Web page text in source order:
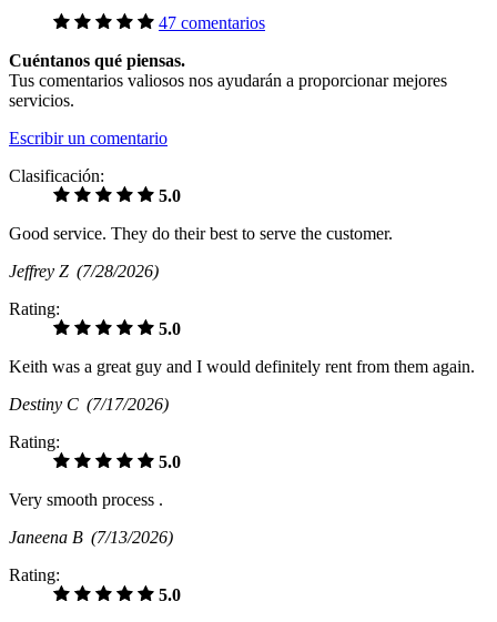
47 comentarios
Cuéntanos qué piensas.
Tus comentarios valiosos nos ayudarán a proporcionar mejores
servicios.
Escribir un comentario
Clasificación:
5.0
Good service. They do their best to serve the customer.
Jeffrey Z (7/28/2026)
Rating:
5.0
Keith was a great guy and I would definitely rent from them again.
Destiny C (7/17/2026)
Rating:
5.0
Very smooth process .
Janeena B (7/13/2026)
Rating:
5.0